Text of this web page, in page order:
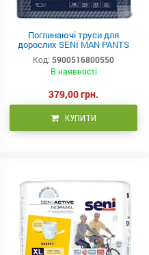
Поглинаючі труси для
дорослих SENI MAN PANTS
Код: 5900516800550
В наявності
379,00 грн.
КУПИТИ